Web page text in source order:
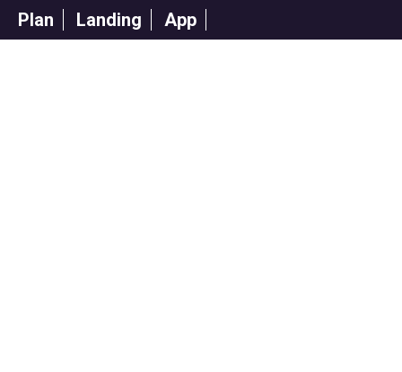
Plan Landing App